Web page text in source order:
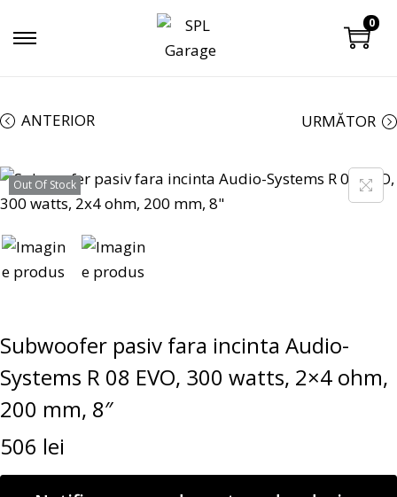
0
ANTERIOR URMĂTOR
Out Of Stock
Subwoofer pasiv fara incinta Audio-
Systems R 08 EVO, 300 watts, 2×4 ohm,
200 mm, 8″
506 lei